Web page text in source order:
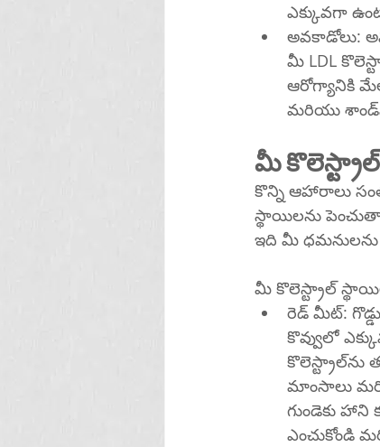
ఎక్కువగా
అవకాడోలు: అవకాడోలో
మీ LDL కొలెస్ట్రాల్‌ను తగ్గించి, మీ HDL కొలెస్ట్రాల్ నాణ్యతను
ఆరోగ్యానికి
కొన్ని ఆహారాలు
స్థాయిలను
ఇది మీ ధమనులను
మీ కొలెస్ట్రాల్
రెడ్ మీట్:
కొవ్వులో ఎక్కువగా
కొలెస్ట్రాల్‌ను తగ్గిస్తుంది. సాసేజ్, బేకన్, హామ్, హాట్ డాగ్‌లు మరియు సలామీ వంటి ప్రాసెస్ చేయబడిన
మాంసాలు
గుండెకు హాని
ఎంచుకోండి